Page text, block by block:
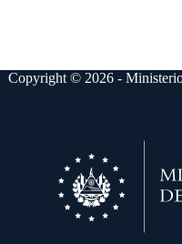
Copyright © 2026 -